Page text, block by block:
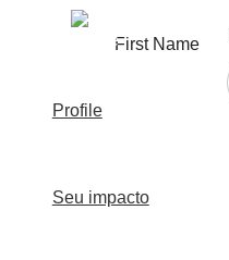
First Name
Profile
Seu impacto